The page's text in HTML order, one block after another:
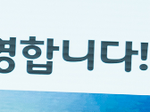
드림레터